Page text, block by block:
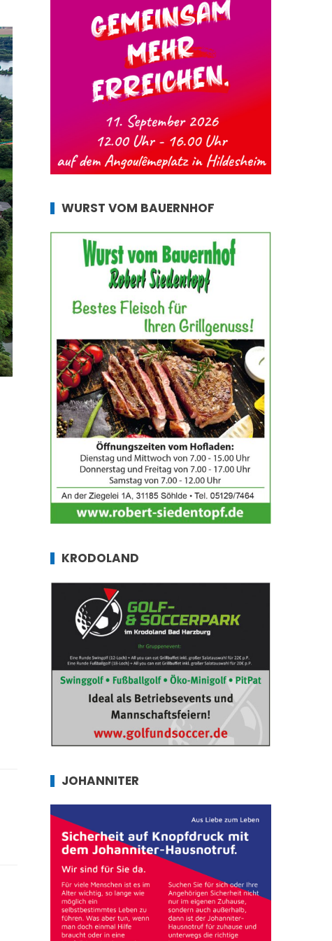
WURST VOM BAUERNHOF
KRODOLAND
JOHANNITER